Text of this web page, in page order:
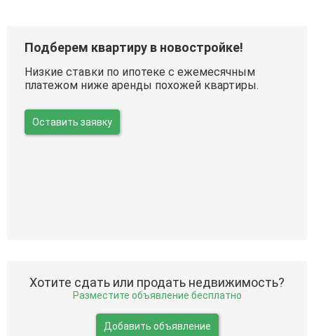
Подберем квартиру в новостройке!
Низкие ставки по ипотеке с ежемесячным
платежом ниже аренды похожей квартиры.
Оставить заявку
Хотите сдать или продать недвижимость?
Разместите объявление бесплатно
Добавить объявление